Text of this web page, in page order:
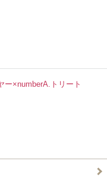
ー×numberA.トリート